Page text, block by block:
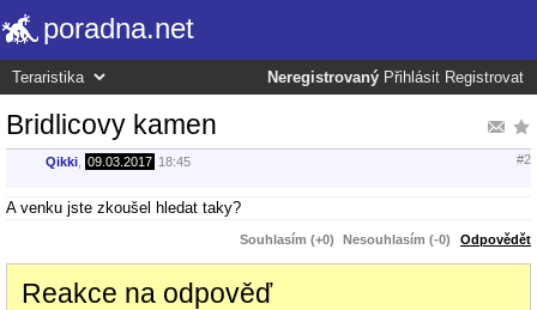
poradna.net
Neregistrovaný Přihlásit Registrovat
Bridlicovy kamen
Qikki 09.03.2017 18:45 #2
A venku jste zkoušel hledat taky?
Souhlasím (+0) Nesouhlasím (-0) Odpovědět
Reakce na odpověď